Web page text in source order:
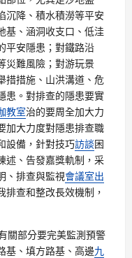
沉降、積水積澇等平安
基、涵洞收支口、低洼
平安隱患；對鐵路沿
災難風險；對游玩景
措措施、山洪溝道、危
患。對排查的隱患要實
教室治的要周全加大力
加大力度對隱患排查職
設備，針對技巧訪談困
述、告發嘉獎軌制，采
、排查與監視會議室出
查和整改長效機制，
關部分要完美監測預警
基、填方路基、高邊九